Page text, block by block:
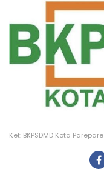
Ket: BKPSDMD Kota Parepare